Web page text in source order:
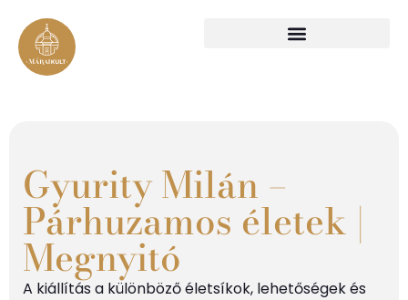
Gyurity Milán –
Párhuzamos életek |
Megnyitó
A kiállítás a különböző életsíkok, lehetőségek és